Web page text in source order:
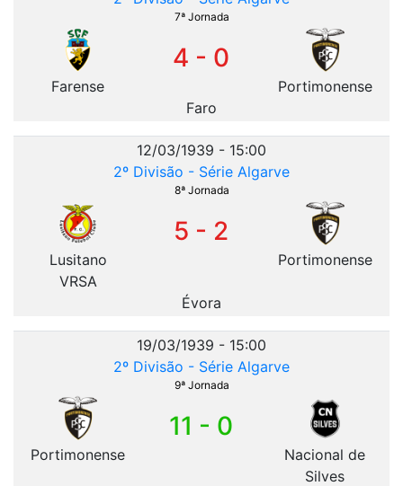
7ª Jornada
Farense
4 - 0
Portimonense
Faro
12/03/1939 - 15:00
2º Divisão - Série Algarve
8ª Jornada
Lusitano
VRSA
5 - 2
Portimonense
Évora
19/03/1939 - 15:00
2º Divisão - Série Algarve
9ª Jornada
Portimonense
11 - 0
Nacional de
Silves